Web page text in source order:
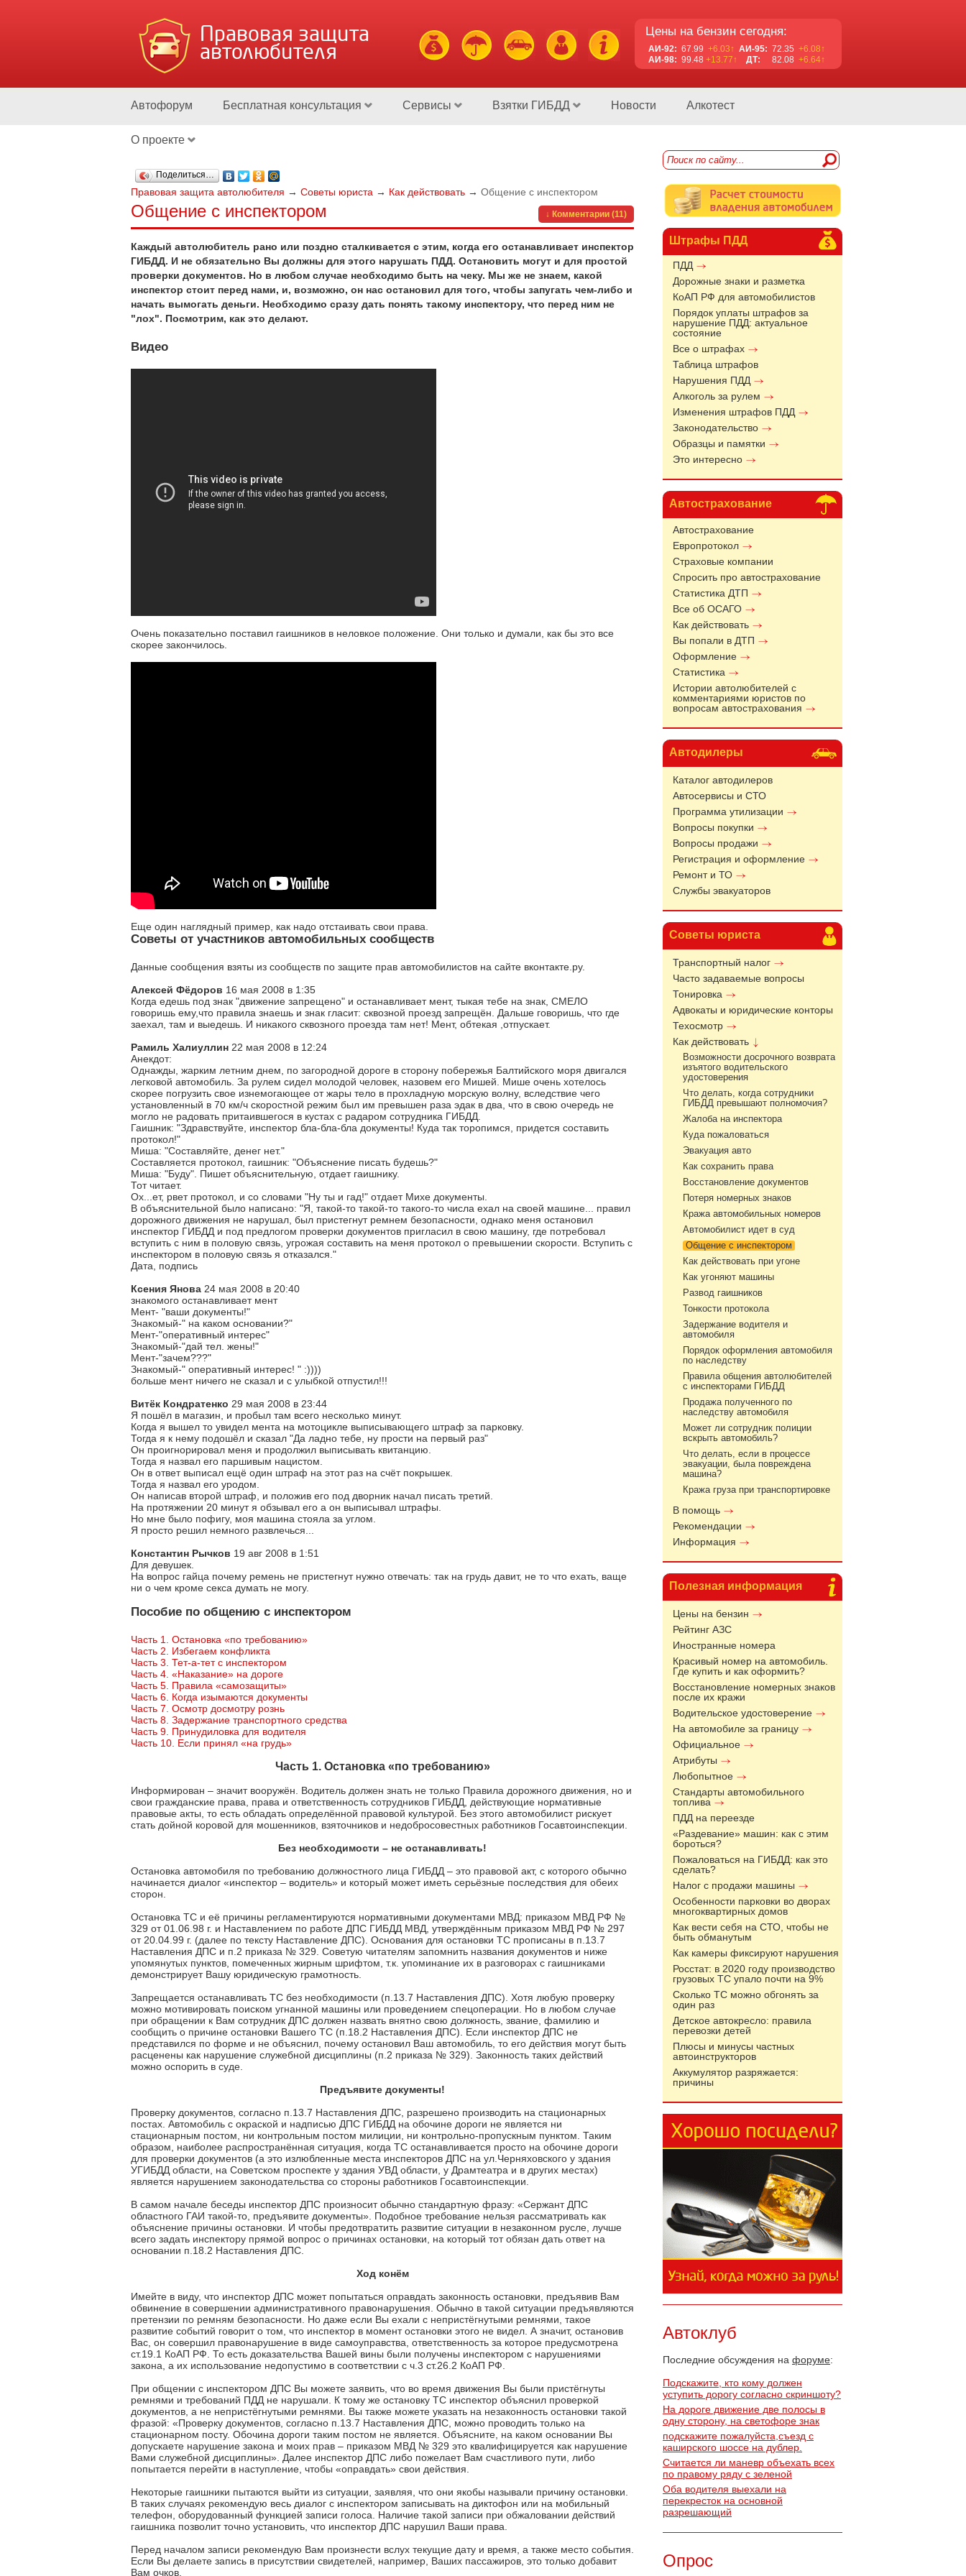
Правовая защита
автолюбителя
Цены на бензин сегодня:
АИ-92: 67.99 +6.03↑ АИ-95: 72.35 +6.08↑
АИ-98: 99.48 +13.77↑ ДТ: 82.08 +6.64↑
Автофорум Бесплатная консультация Сервисы Взятки ГИБДД Новости Алкотест
О проекте
Штрафы ПДД
ПДД
Дорожные знаки и разметка
КоАП РФ для автомобилистов
Порядок уплаты штрафов за
нарушение ПДД: актуальное
состояние
Все о штрафах
Таблица штрафов
Нарушения ПДД
Алкоголь за рулем
Изменения штрафов ПДД
Законодательство
Образцы и памятки
Это интересно
Автострахование
Автострахование
Европротокол
Страховые компании
Спросить про автострахование
Статистика ДТП
Все об ОСАГО
Как действовать
Вы попали в ДТП
Оформление
Статистика
Истории автолюбителей с
комментариями юристов по
вопросам автострахования
Автодилеры
Каталог автодилеров
Автосервисы и СТО
Программа утилизации
Вопросы покупки
Вопросы продажи
Регистрация и оформление
Ремонт и ТО
Службы эвакуаторов
Советы юриста
Транспортный налог
Часто задаваемые вопросы
Тонировка
Адвокаты и юридические конторы
Техосмотр
Как действовать
Возможности досрочного возврата
изъятого водительского
удостоверения
Что делать, когда сотрудники
ГИБДД превышают полномочия?
Жалоба на инспектора
Куда пожаловаться
Эвакуация авто
Как сохранить права
Восстановление документов
Потеря номерных знаков
Кража автомобильных номеров
Автомобилист идет в суд
Общение с инспектором
Как действовать при угоне
Как угоняют машины
Развод гаишников
Тонкости протокола
Задержание водителя и
автомобиля
Порядок оформления автомобиля
по наследству
Правила общения автолюбителей
с инспекторами ГИБДД
Продажа полученного по
наследству автомобиля
Может ли сотрудник полиции
вскрыть автомобиль?
Что делать, если в процессе
эвакуации, была повреждена
машина?
Кража груза при транспортировке
В помощь
Рекомендации
Информация
Полезная информация
Цены на бензин
Рейтинг АЗС
Иностранные номера
Красивый номер на автомобиль.
Где купить и как оформить?
Восстановление номерных знаков
после их кражи
Водительское удостоверение
На автомобиле за границу
Официальное
Атрибуты
Любопытное
Стандарты автомобильного
топлива
ПДД на переезде
«Раздевание» машин: как с этим
бороться?
Пожаловаться на ГИБДД: как это
сделать?
Налог с продажи машины
Особенности парковки во дворах
многоквартирных домов
Как вести себя на СТО, чтобы не
быть обманутым
Как камеры фиксируют нарушения
Росстат: в 2020 году производство
грузовых ТС упало почти на 9%
Сколько ТС можно обгонять за
один раз
Детское автокресло: правила
перевозки детей
Плюсы и минусы частных
автоинструкторов
Аккумулятор разряжается:
причины
Автоклуб
Последние обсуждения на форуме:
Подскажите, кто кому должен
уступить дорогу согласно скриншоту?
На дороге движение две полосы в
одну сторону, на светофоре знак
подскажите пожалуйста,съезд с
каширского шоссе на дублер.
Считается ли маневр объехать всех
по правому ряду с зеленой
Оба водителя выехали на
перекресток на основной
разрешающий
Опрос
Поделиться…
Правовая защита автолюбителя → Советы юриста → Как действовать → Общение с инспектором
↓ Комментарии (11)
Общение с инспектором
Каждый автолюбитель рано или поздно сталкивается с этим, когда его останавливает инспектор
ГИБДД. И не обязательно Вы должны для этого нарушать ПДД. Остановить могут и для простой
проверки документов. Но в любом случае необходимо быть на чеку. Мы же не знаем, какой
инспектор стоит перед нами, и, возможно, он нас остановил для того, чтобы запугать чем-либо и
начать вымогать деньги. Необходимо сразу дать понять такому инспектору, что перед ним не
"лох". Посмотрим, как это делают.
Видео
Очень показательно поставил гаишников в неловкое положение. Они только и думали, как бы это все
скорее закончилось.
Еще один наглядный пример, как надо отстаивать свои права.
Советы от участников автомобильных сообществ
Данные сообщения взяты из сообществ по защите прав автомобилистов на сайте вконтакте.ру.
Алексей Фёдоров 16 мая 2008 в 1:35
Когда едешь под знак "движение запрещено" и останавливает мент, тыкая тебе на знак, СМЕЛО
говоришь ему,что правила знаешь и знак гласит: сквозной проезд запрещён. Дальше говоришь, что где
заехал, там и выедешь. И никакого сквозного проезда там нет! Мент, обтекая ,отпускает.
Рамиль Халиуллин 22 мая 2008 в 12:24
Анекдот:
Однажды, жарким летним днем, по загородной дороге в сторону побережья Балтийского моря двигался
легковой автомобиль. За рулем сидел молодой человек, назовем его Мишей. Мише очень хотелось
скорее погрузить свое изнемогающее от жары тело в прохладную морскую волну, вследствие чего
установленный в 70 км/ч скоростной режим был им превышен раза эдак в два, что в свою очередь не
могло не радовать притаившегося в кустах с радаром сотрудника ГИБДД.
Гаишник: "Здравствуйте, инспектор бла-бла-бла документы! Куда так торопимся, придется составить
протокол!"
Миша: "Составляйте, денег нет."
Составляется протокол, гаишник: "Объяснение писать будешь?"
Миша: "Буду". Пишет объяснительную, отдает гаишнику.
Тот читает.
Ох...ет, рвет протокол, и со словами "Ну ты и гад!" отдает Михе документы.
В объяснительной было написано: "Я, такой-то такой-то такого-то числа ехал на своей машине... правил
дорожного движения не нарушал, был пристегнут ремнем безопасности, однако меня остановил
инспектор ГИБДД и под предлогом проверки документов пригласил в свою машину, где потребовал
вступить с ним в половую связь, угрожая составить на меня протокол о превышении скорости. Вступить с
инспектором в половую связь я отказался."
Дата, подпись
Ксения Янова 24 мая 2008 в 20:40
знакомого останавливает мент
Мент- "ваши документы!"
Знакомый-" на каком основании?"
Мент-"оперативный интерес"
Знакомый-"дай тел. жены!"
Мент-"зачем???"
Знакомый-" оперативный интерес! " :))))
больше мент ничего не сказал и с улыбкой отпустил!!!
Витёк Кондратенко 29 мая 2008 в 23:44
Я пошёл в магазин, и пробыл там всего несколько минут.
Когда я вышел то увидел мента на мотоцикле выписывающего штраф за парковку.
Тогда я к нему подошёл и сказал "Да ладно тебе, ну прости на первый раз"
Он проигнорировал меня и продолжил выписывать квитанцию.
Тогда я назвал его паршивым нацистом.
Он в ответ выписал ещё один штраф на этот раз на счёт покрышек.
Тогда я назвал его уродом.
Он написав второй штраф, и положив его под дворник начал писать третий.
На протяжении 20 минут я обзывал его а он выписывал штрафы.
Но мне было пофигу, моя машина стояла за углом.
Я просто решил немного развлечься...
Константин Рычков 19 авг 2008 в 1:51
Для девушек.
На вопрос гайца почему ремень не пристегнут нужно отвечать: так на грудь давит, не то что ехать, ваще
ни о чем кроме секса думать не могу.
Пособие по общению с инспектором
Часть 1. Остановка «по требованию»
Часть 2. Избегаем конфликта
Часть 3. Тет-а-тет с инспектором
Часть 4. «Наказание» на дороге
Часть 5. Правила «самозащиты»
Часть 6. Когда изымаются документы
Часть 7. Осмотр досмотру рознь
Часть 8. Задержание транспортного средства
Часть 9. Принудиловка для водителя
Часть 10. Если принял «на грудь»
Часть 1. Остановка «по требованию»
Информирован – значит вооружён. Водитель должен знать не только Правила дорожного движения, но и
свои гражданские права, права и ответственность сотрудников ГИБДД, действующие нормативные
правовые акты, то есть обладать определённой правовой культурой. Без этого автомобилист рискует
стать дойной коровой для мошенников, взяточников и недобросовестных работников Госавтоинспекции.
Без необходимости – не останавливать!
Остановка автомобиля по требованию должностного лица ГИБДД – это правовой акт, с которого обычно
начинается диалог «инспектор – водитель» и который может иметь серьёзные последствия для обеих
сторон.
Остановка ТС и её причины регламентируются нормативными документами МВД: приказом МВД РФ №
329 от 01.06.98 г. и Наставлением по работе ДПС ГИБДД МВД, утверждённым приказом МВД РФ № 297
от 20.04.99 г. (далее по тексту Наставление ДПС). Основания для остановки ТС прописаны в п.13.7
Наставления ДПС и п.2 приказа № 329. Советую читателям запомнить названия документов и ниже
упомянутых пунктов, помеченных жирным шрифтом, т.к. упоминание их в разговорах с гаишниками
демонстрирует Вашу юридическую грамотность.
Запрещается останавливать ТС без необходимости (п.13.7 Наставления ДПС). Хотя любую проверку
можно мотивировать поиском угнанной машины или проведением спецоперации. Но в любом случае
при обращении к Вам сотрудник ДПС должен назвать внятно свою должность, звание, фамилию и
сообщить о причине остановки Вашего ТС (п.18.2 Наставления ДПС). Если инспектор ДПС не
представился по форме и не объяснил, почему остановил Ваш автомобиль, то его действия могут быть
расценены как нарушение служебной дисциплины (п.2 приказа № 329). Законность таких действий
можно оспорить в суде.
Предъявите документы!
Проверку документов, согласно п.13.7 Наставления ДПС, разрешено производить на стационарных
постах. Автомобиль с окраской и надписью ДПС ГИБДД на обочине дороги не является ни
стационарным постом, ни контрольным постом милиции, ни контрольно-пропускным пунктом. Таким
образом, наиболее распространённая ситуация, когда ТС останавливается просто на обочине дороги
для проверки документов (а это излюбленные места инспекторов ДПС на ул.Черняховского у здания
УГИБДД области, на Советском проспекте у здания УВД области, у Драмтеатра и в других местах)
является нарушением законодательства со стороны работников Госавтоинспекции.
В самом начале беседы инспектор ДПС произносит обычно стандартную фразу: «Сержант ДПС
областного ГАИ такой-то, предъявите документы». Подобное требование нельзя рассматривать как
объяснение причины остановки. И чтобы предотвратить развитие ситуации в незаконном русле, лучше
всего задать инспектору прямой вопрос о причинах остановки, на который тот обязан дать ответ на
основании п.18.2 Наставления ДПС.
Ход конём
Имейте в виду, что инспектор ДПС может попытаться оправдать законность остановки, предъявив Вам
обвинение в совершении административного правонарушения. Обычно в такой ситуации предъявляются
претензии по ремням безопасности. Но даже если Вы ехали с непристёгнутыми ремнями, такое
развитие событий говорит о том, что инспектор в момент остановки этого не видел. А значит, остановив
Вас, он совершил правонарушение в виде самоуправства, ответственность за которое предусмотрена
ст.19.1 КоАП РФ. То есть доказательства Вашей вины были получены инспектором с нарушениями
закона, а их использование недопустимо в соответствии с ч.3 ст.26.2 КоАП РФ.
При общении с инспектором ДПС Вы можете заявить, что во время движения Вы были пристёгнуты
ремнями и требований ПДД не нарушали. К тому же остановку ТС инспектор объяснил проверкой
документов, а не непристёгнутыми ремнями. Вы также можете указать на незаконность остановки такой
фразой: «Проверку документов, согласно п.13.7 Наставления ДПС, можно проводить только на
стационарном посту. Обочина дороги таким постом не является. Объясните, на каком основании Вы
допускаете нарушение закона и моих прав – приказом МВД № 329 это квалифицируется как нарушение
Вами служебной дисциплины». Далее инспектор ДПС либо пожелает Вам счастливого пути, либо
попытается перейти в наступление, чтобы «оправдать» свои действия.
Некоторые гаишники пытаются выйти из ситуации, заявляя, что они якобы называли причину остановки.
В таких случаях рекомендую весь диалог с инспектором записывать на диктофон или на мобильный
телефон, оборудованный функцией записи голоса. Наличие такой записи при обжаловании действий
гаишника позволит точно установить, что инспектор ДПС нарушил Ваши права.
Перед началом записи рекомендую Вам произнести вслух текущие дату и время, а также место события.
Если Вы делаете запись в присутствии свидетелей, например, Ваших пассажиров, это только добавит
Вам очков.